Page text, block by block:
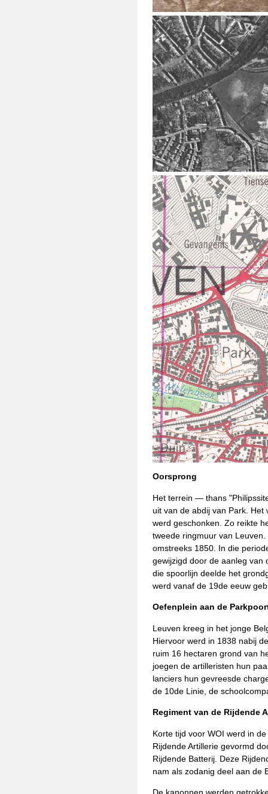
Oorsprong
Het terrein — thans
uit van de abdij van Park.
werd geschonken. Zo reikte
tweede ringmuur van
omstreeks 1850. In die
gewijzigd door de aanleg van
die spoorlijn deelde het
werd vanaf de 19de eeuw
Oefenplein aan de
Leuven kreeg in het jonge
Hiervoor werd in 1838 nabij
ruim 16 hectaren grond van
joegen de artilleristen hun
lanciers hun gevreesde
de 10de Linie, de
Regiment van de Rijdende
Korte tijd voor WOI werd in
Rijdende Artillerie gevormd
Rijdende Batterij. Deze
nam als zodanig deel aan de